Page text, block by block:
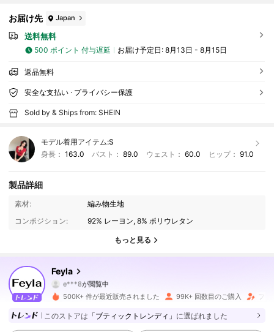
お届け先 Japan
送料無料
500 ポイント 付与遅延 お届け予定日: 8月13日 - 8月15日
返品無料
安全な支払い · プライバシー保護
Sold by & Ships from: SHEIN
モデル着用アイテム:S
身長： 163.0 バスト：89.0 ウェスト： 60.0 ヒップ： 91.0
製品詳細
素材:
編み物生地
コンポジション:
92% レーヨン, 8% ポリウレタン
もっと見る
Feyla
179K フォロワー
e***8が閲覧中
4.82
179K フォロワー
500K+ 件が最近販売されました 99K+ 回数目のご購入 フォ
このストアは 「ブティックトレンディ」 に選ばれました